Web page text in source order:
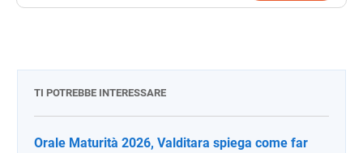
TI POTREBBE INTERESSARE
Orale Maturità 2026, Valditara spiega come far